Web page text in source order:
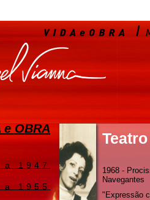
e OBRA
a 1947
a 1955
1968 -
Navegantes
"Expressão